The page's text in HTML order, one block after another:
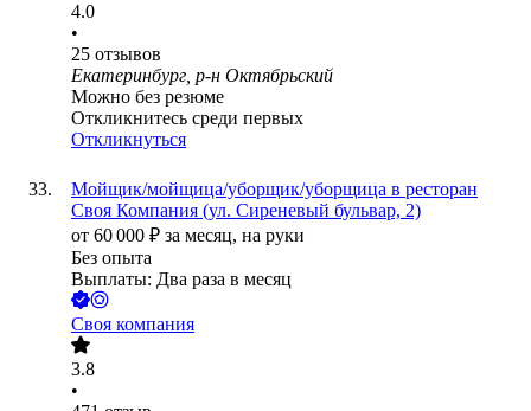
4.0
•
25 отзывов
Екатеринбург, р-н Октябрьский
Можно без резюме
Откликнитесь среди первых
Откликнуться
Мойщик/мойщица/уборщик/уборщица в ресторан
Своя Компания (ул. Сиреневый бульвар, 2)
от 60 000 ₽ за месяц, на руки
Без опыта
Выплаты: Два раза в месяц
Своя компания
3.8
•